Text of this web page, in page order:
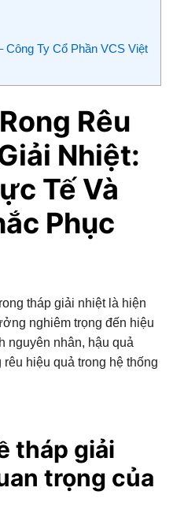
Công Ty Cổ Phần VCS Việt
Rêu
Nhiệt:
Tế Và
Phục
tháp giải nhiệt là hiện
nghiêm trọng đến hiệu
nguyên nhân, hậu quả
hiệu quả trong hệ thống
tháp giải
trọng của